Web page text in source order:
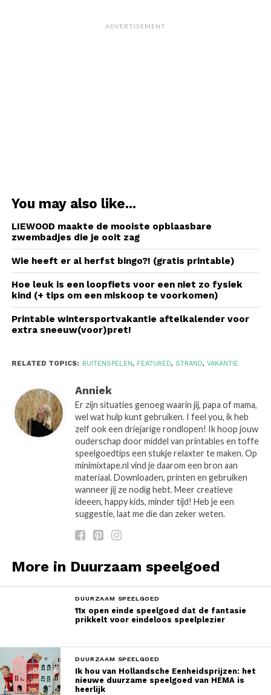
ADVERTISEMENT
You may also like...
LIEWOOD maakte de mooiste opblaasbare
zwembadjes die je ooit zag
Wie heeft er al herfst bingo?! (gratis printable)
Hoe leuk is een loopfiets voor een niet zo fysiek
kind (+ tips om een miskoop te voorkomen)
Printable wintersportvakantie aftelkalender voor
extra sneeuw(voor)pret!
RELATED TOPICS: BUITENSPELEN, FEATURED, STRAND, VAKANTIE
Anniek
Er zijn situaties genoeg waarin jij, papa of mama,
wel wat hulp kunt gebruiken. I feel you, ik heb
zelf ook een driejarige rondlopen! Ik hoop jouw
ouderschap door middel van printables en toffe
speelgoedtips een stukje relaxter te maken. Op
minimixtape.nl vind je daarom een bron aan
materiaal. Downloaden, printen en gebruiken
wanneer jij ze nodig hebt. Meer creatieve
ideeen, happy kids, minder tijd! Heb je een
suggestie, laat me die dan zeker weten.
More in Duurzaam speelgoed
DUURZAAM SPEELGOED
11x open einde speelgoed dat de fantasie
prikkelt voor eindeloos speelplezier
DUURZAAM SPEELGOED
Ik hou van Hollandsche Eenheidsprijzen: het
nieuwe duurzame speelgoed van HEMA is
heerlijk